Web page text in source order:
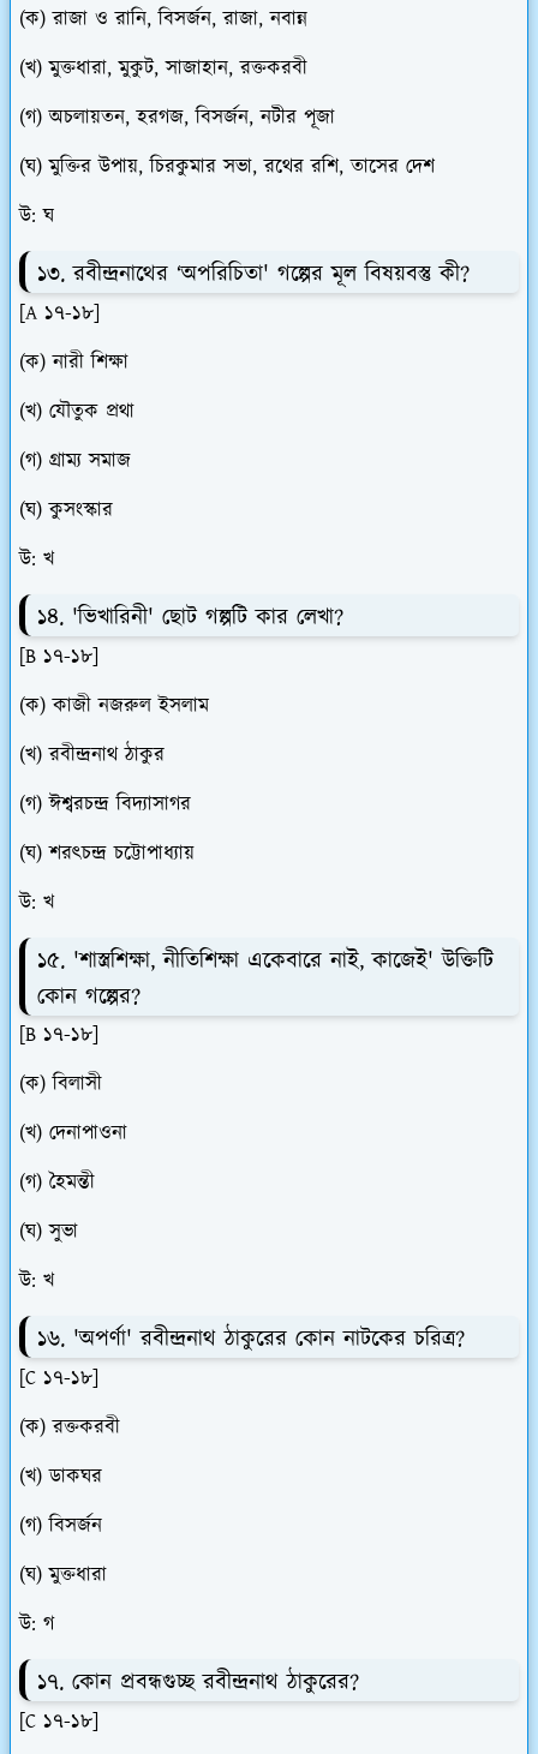
(ক) রাজা ও রানি, বিসর্জন, রাজা, নবান্ন
(খ) মুক্তধারা, মুকুট, সাজাহান, রক্তকরবী
(গ) অচলায়তন, হরগজ, বিসর্জন, নটীর পূজা
(ঘ) মুক্তির উপায়, চিরকুমার সভা, রথের রশি, তাসের দেশ
উ: ঘ
১৩. রবীন্দ্রনাথের ‘অপরিচিতা' গল্পের মূল বিষয়বস্তু কী?
[A ১৭-১৮]
(ক) নারী শিক্ষা
(খ) যৌতুক প্রথা
(গ) গ্রাম্য সমাজ
(ঘ) কুসংস্কার
উ: খ
১৪. 'ভিখারিনী' ছোট গল্পটি কার লেখা?
[B ১৭-১৮]
(ক) কাজী নজরুল ইসলাম
(খ) রবীন্দ্রনাথ ঠাকুর
(গ) ঈশ্বরচন্দ্র বিদ্যাসাগর
(ঘ) শরৎচন্দ্র চট্টোপাধ্যায়
উ: খ
১৫. 'শাস্ত্রশিক্ষা, নীতিশিক্ষা একেবারে নাই, কাজেই' উক্তিটি
কোন গল্পের?
[B ১৭-১৮]
(ক) বিলাসী
(খ) দেনাপাওনা
(গ) হৈমন্তী
(ঘ) সুভা
উ: খ
১৬. 'অপর্ণা' রবীন্দ্রনাথ ঠাকুরের কোন নাটকের চরিত্র?
[C ১৭-১৮]
(ক) রক্তকরবী
(খ) ডাকঘর
(গ) বিসর্জন
(ঘ) মুক্তধারা
উ: গ
১৭. কোন প্রবন্ধগুচ্ছ রবীন্দ্রনাথ ঠাকুরের?
[C ১৭-১৮]